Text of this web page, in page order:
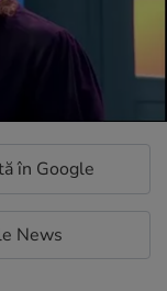
în Google
News